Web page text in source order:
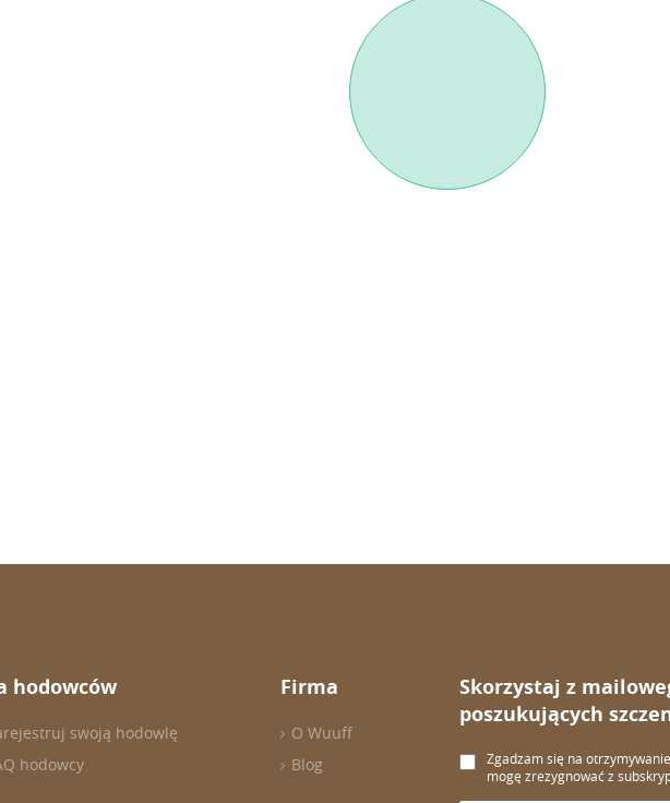
hodowców
swoją hodowlę
hodowcy
Firma
O Wuuff
Blog
Skorzystaj z
poszukujących
Zgadzam się na
mogę zrezygnować z